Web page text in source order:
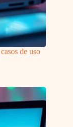
de uso